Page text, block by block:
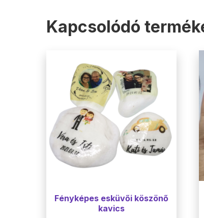
Kapcsolódó
Fényképes esküvői köszönő
kavics